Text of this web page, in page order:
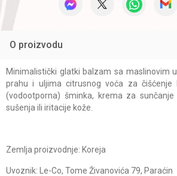
O proizvodu
Minimalistički glatki balzam sa maslinovim
prahu i uljima citrusnog voća za čišćenje
(vodootporna) šminka, krema za
sušenja ili iritacije kože.
Zemlja proizvodnje: Koreja
Uvoznik: Le-Co, Tome Živanovića 79, Paraćin